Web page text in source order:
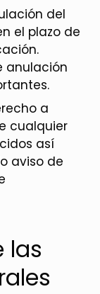
del
el plazo de
anulación
a
cualquier
así
aviso de
las